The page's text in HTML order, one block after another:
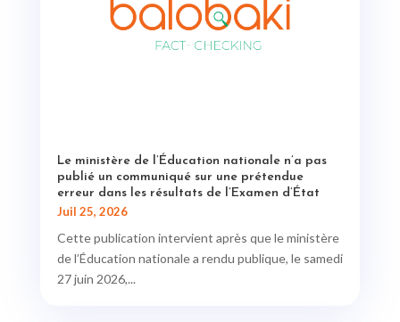
Le ministère de l’Éducation nationale n’a pas
publié un communiqué sur une prétendue
erreur dans les résultats de l’Examen d’État
Juil 25, 2026
Cette publication intervient après que le ministère
de l’Éducation nationale a rendu publique, le samedi
27 juin 2026,...